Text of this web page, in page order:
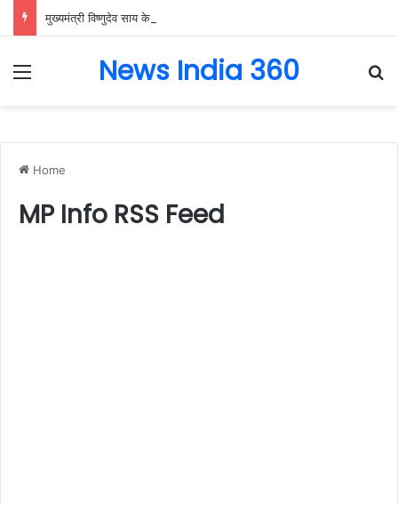
Menu News India 360
Home
MP Info RSS Feed